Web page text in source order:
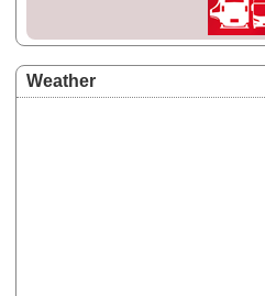
Weather